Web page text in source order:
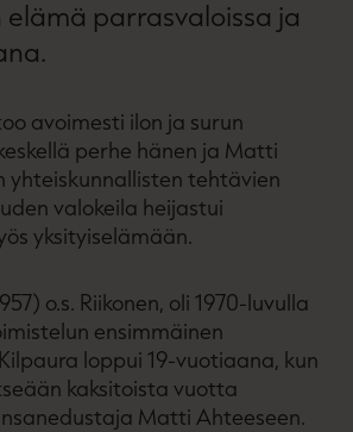
elämä parrasvaloissa ja
avoimesti ilon ja surun
perhe hänen ja Matti
yhteiskunnallisten tehtävien
valokeila heijastui
yksityiselämään.
o.s. Riikonen, oli 1970-luvulla
ensimmäinen
loppui 19-vuotiaana, kun
kaksitoista vuotta
Matti Ahteeseen.